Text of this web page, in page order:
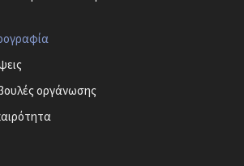
οργάνωσης